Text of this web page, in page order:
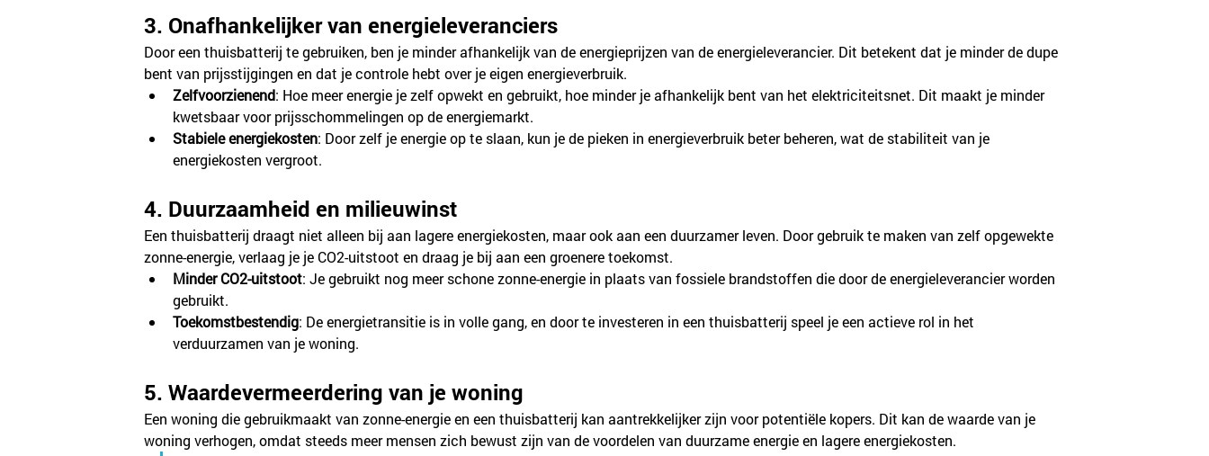
3. Onafhankelijker van energieleveranciers
Door een thuisbatterij te gebruiken, ben je minder afhankelijk van de energieprijzen van de energieleverancier. Dit betekent dat je minder de dupe
bent van prijsstijgingen en dat je controle hebt over je eigen energieverbruik.
Zelfvoorzienend: Hoe meer energie je zelf opwekt en gebruikt, hoe minder je afhankelijk bent van het elektriciteitsnet. Dit maakt je minder
kwetsbaar voor prijsschommelingen op de energiemarkt.
Stabiele energiekosten: Door zelf je energie op te slaan, kun je de pieken in energieverbruik beter beheren, wat de stabiliteit van je
energiekosten vergroot.
4. Duurzaamheid en milieuwinst
Een thuisbatterij draagt niet alleen bij aan lagere energiekosten, maar ook aan een duurzamer leven. Door gebruik te maken van zelf opgewekte
zonne-energie, verlaag je je CO2-uitstoot en draag je bij aan een groenere toekomst.
Minder CO2-uitstoot: Je gebruikt nog meer schone zonne-energie in plaats van fossiele brandstoffen die door de energieleverancier worden
gebruikt.
Toekomstbestendig: De energietransitie is in volle gang, en door te investeren in een thuisbatterij speel je een actieve rol in het
verduurzamen van je woning.
5. Waardevermeerdering van je woning
Een woning die gebruikmaakt van zonne-energie en een thuisbatterij kan aantrekkelijker zijn voor potentiële kopers. Dit kan de waarde van je
woning verhogen, omdat steeds meer mensen zich bewust zijn van de voordelen van duurzame energie en lagere energiekosten.